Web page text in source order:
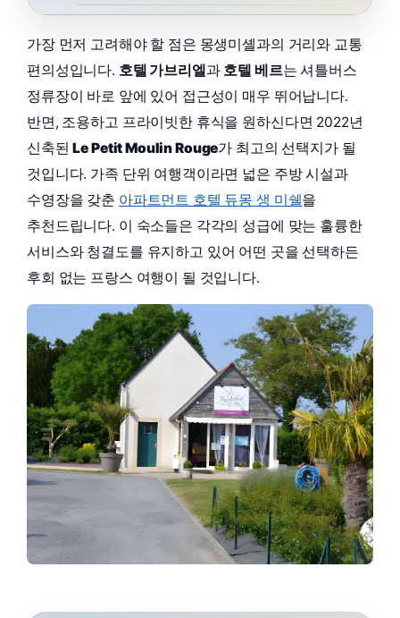
가장 먼저 고려해야 할 점은 몽생미셸과의 거리와 교통
편의성입니다. 호텔 가브리엘과 호텔 베르는 셔틀버스
정류장이 바로 앞에 있어 접근성이 매우 뛰어납니다.
반면, 조용하고 프라이빗한 휴식을 원하신다면 2022년
신축된Le Petit Moulin Rouge가 최고의 선택지가 될
것입니다. 가족 단위 여행객이라면 넓은 주방 시설과
수영장을 갖춘 아파트먼트 호텔 듀몽 생 미쉘을
추천드립니다. 이 숙소들은 각각의 성급에 맞는 훌륭한
서비스와 청결도를 유지하고 있어 어떤 곳을 선택하든
후회 없는 프랑스 여행이 될 것입니다.